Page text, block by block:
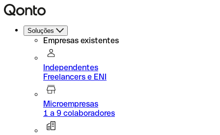
Soluções
Empresas existentes
Independentes
Freelancers e ENI
Microempresas
1 a 9 colaboradores